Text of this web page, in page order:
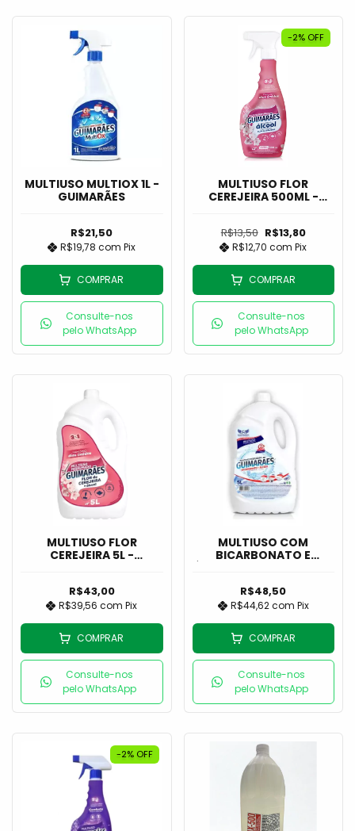
MULTIUSO MULTIOX 1L -
GUIMARÃES
R$21,50
R$19,78com Pix
COMPRAR
Consulte-nos
pelo WhatsApp
-2% OFF
MULTIUSO FLOR
CEREJEIRA 500ML -
R$13,50 R$13,80
R$12,70com Pix
COMPRAR
Consulte-nos
pelo WhatsApp
MULTIUSO FLOR
CEREJEIRA 5L -
R$43,00
R$39,56com Pix
COMPRAR
Consulte-nos
pelo WhatsApp
MULTIUSO COM
BICARBONATO E
R$48,50
R$44,62com Pix
COMPRAR
Consulte-nos
pelo WhatsApp
-2% OFF